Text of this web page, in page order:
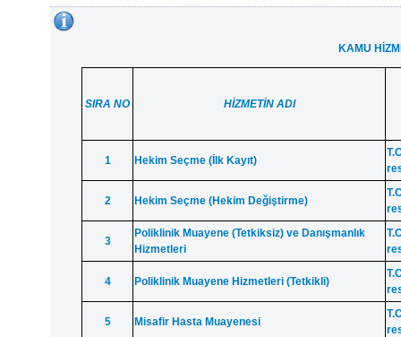
KAMU
SIRA NO HİZMETİN ADI
1 Hekim Seçme (İlk Kayıt)
2 Hekim Seçme (Hekim Değiştirme)
3
Poliklinik Muayene (Tetkiksiz) ve Danışmanlık
Hizmetleri
4 Poliklinik Muayene Hizmetleri (Tetkikli)
5 Misafir Hasta Muayenesi